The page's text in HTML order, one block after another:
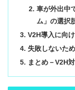
車が外出中
ム」の選択
V2H導入に向
失敗しないた
まとめ－V2H